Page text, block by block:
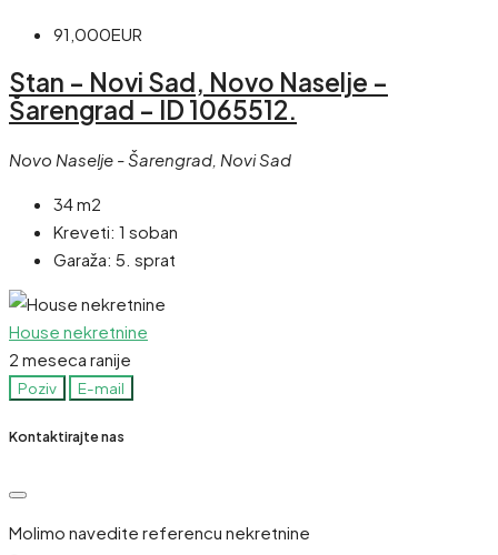
91,000EUR
Stan – Novi Sad, Novo Naselje –
Šarengrad – ID 1065512.
Novo Naselje - Šarengrad, Novi Sad
34 m2
Kreveti: 1 soban
Garaža: 5. sprat
House nekretnine
2 meseca ranije
Poziv E-mail
Kontaktirajte nas
Molimo navedite referencu nekretnine